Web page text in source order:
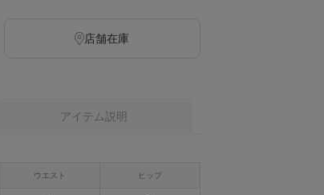
店舗在庫
アイテム説明
ウエスト ヒップ